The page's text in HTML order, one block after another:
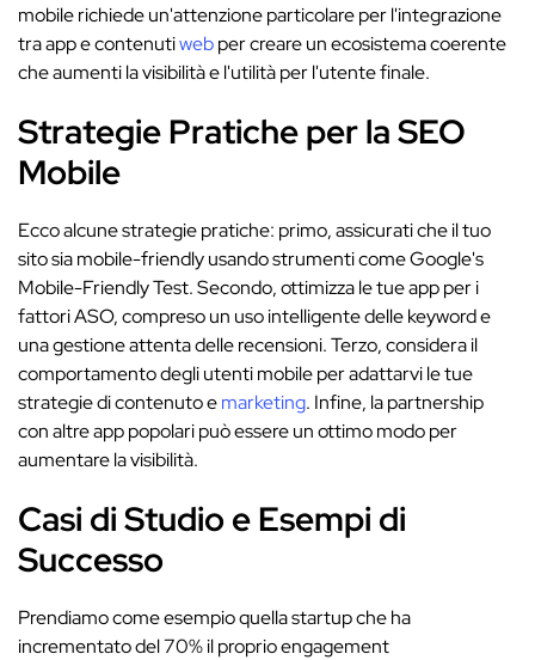
mobile richiede un'attenzione particolare per l'integrazione
tra app e contenutiwebper creare un ecosistema coerente
che aumenti la visibilità e l'utilità per l'utente finale.
Strategie Pratiche per la SEO
Mobile
Ecco alcune strategie pratiche: primo, assicurati che il tuo
sito sia mobile-friendly usando strumenti come Google's
Mobile-Friendly Test. Secondo, ottimizza le tue app per i
fattori ASO, compreso un uso intelligente delle keyword e
una gestione attenta delle recensioni. Terzo, considera il
comportamento degli utenti mobile per adattarvi le tue
strategie di contenuto emarketing. Infine, la partnership
con altre app popolari può essere un ottimo modo per
aumentare la visibilità.
Casi di Studio e Esempi di
Successo
Prendiamo come esempio quella startup che ha
incrementato del 70% il proprio engagement